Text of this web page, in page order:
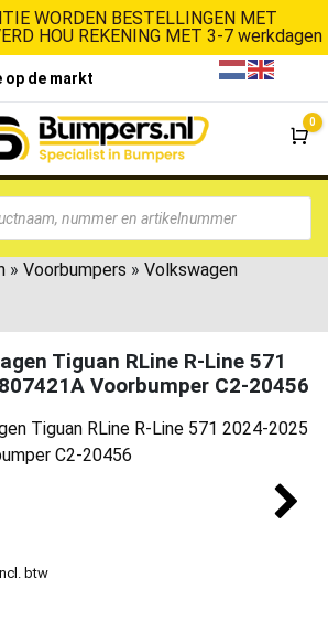
WORDEN BESTELLINGEN MET
HOU REKENING MET 3-7 werkdagen
op de markt
0
» Voorbumpers » Volkswagen
Tiguan RLine R-Line 571
Voorbumper C2-20456
btw